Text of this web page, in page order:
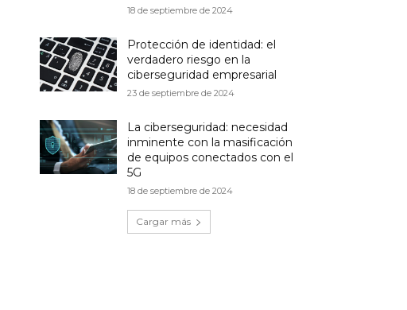
18 de septiembre de 2024
Protección de identidad: el
verdadero riesgo en la
ciberseguridad empresarial
23 de septiembre de 2024
La ciberseguridad: necesidad
inminente con la masificación
de equipos conectados con el
5G
18 de septiembre de 2024
Cargar más